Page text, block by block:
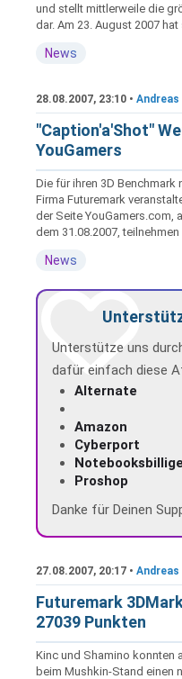
und stellt mittlerweile die
dar. Am 23. August 2007 hat
News
28.08.2007, 23:10 • Andreas
"Caption'a'Shot"
YouGamers
Die für ihren 3D Benchmark
Firma Futuremark
der Seite YouGamers.com,
dem 31.08.2007,
News
Unterstütze uns
dafür einfach diese
Alternate
Amazon
Cyberport
Proshop
Danke für Deinen
27.08.2007, 20:17 • Andreas
Futuremark
27039 Punkten
Kinc und Shamino konnten
beim Mushkin-Stand einen